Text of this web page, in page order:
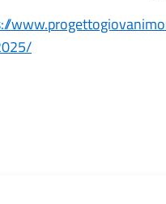
www.